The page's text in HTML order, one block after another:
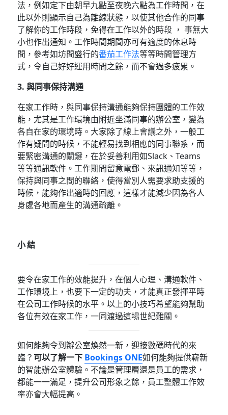
法，例如定下由朝早九點至夜晚六點為工作時間，在
此以外則顯示自己為離線狀態，以使其他合作的同事
了解你的工作時段，免得在工作以外的時段 ， 事無大
小也作出通知。工作時間期間亦可有適度的休息時
間，參考如坊間盛行的番茄工作法等等時間管理方
式，令自己好好運用時間之餘，而不會過多疲累。
3. 與同事保持溝通
在家工作時，與同事保持溝通能夠保持團體的工作效
能，尤其是工作環境由附近坐滿同事的辦公室，變為
各自在家的環境時。大家除了線上會議之外，一般工
作有疑問的時候，不能輕易找到相應的同事聯系，而
要緊密溝通的關鍵，在於妥善利用如Slack、Teams
等等通訊軟件。工作期間留意電郵、來訊通知等等，
保持與同事之間的聯絡，使得當別人需要求助支援的
時候，能夠作出適時的回應，這樣才能減少因為各人
身處各地而產生的溝通疏離。
小結
要令在家工作的效能提升，在個人心理、溝通軟件、
工作環境上，也要下一定的功夫，才能真正發揮平時
在公司工作時候的水平。以上的小技巧希望能夠幫助
各位有效在家工作，一同渡過這場世紀難關。
如何能夠令到辦公室煥然一新，迎接數碼時代的來
臨？可以了解一下 Bookings ONE如何能夠提供嶄新
的智能辦公室體驗。不論是管理層還是員工的需求，
都能一一滿足，提升公司形象之餘，員工整體工作效
率亦會大幅提高。